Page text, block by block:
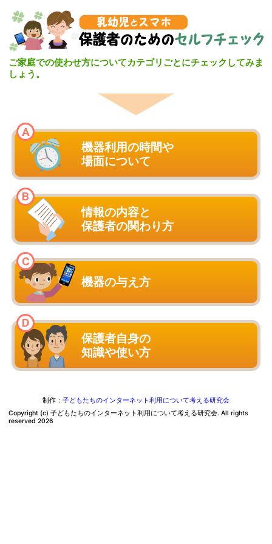
ご家庭での使わせ方についてカテゴリごとにチェックしてみま
しょう。
機器利用の時間や
場面について
情報の内容と
保護者の関わり方
機器の与え方
保護者自身の
知識や使い方
制作： 子どもたちのインターネット利用について考える研究会
Copyright (c) 子どもたちのインターネット利用について考える研究会. All rights
reserved 2026